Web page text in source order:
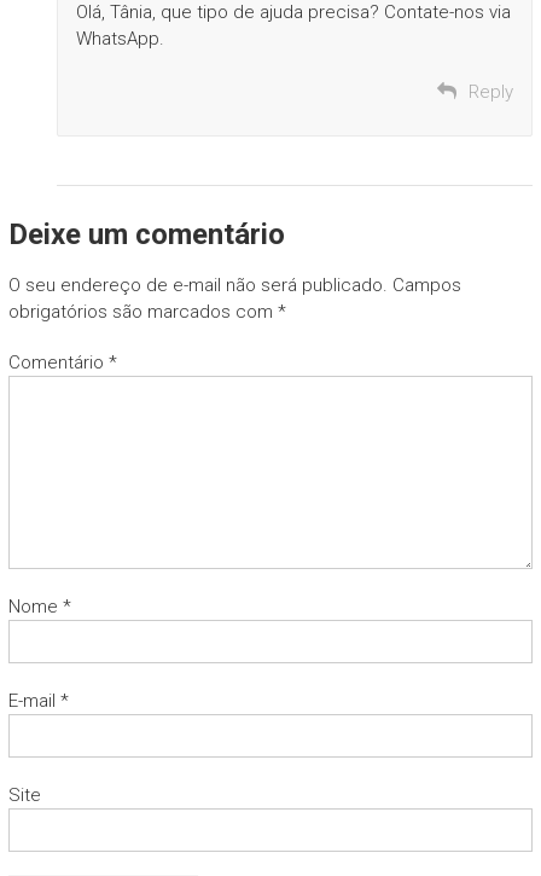
Olá, Tânia, que tipo de ajuda precisa? Contate-nos via
WhatsApp.
Reply
Deixe um comentário
O seu endereço de e-mail não será publicado. Campos
obrigatórios são marcados com *
Comentário *
Nome *
E-mail *
Site